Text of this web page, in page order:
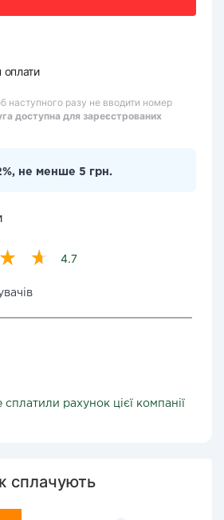
оплати
наступного разу не вводити номер
доступна для зареєстрованих
не менше 5 грн.
4.7
сплатили рахунок цієї компанії
сплачують